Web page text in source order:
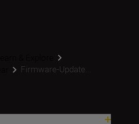
Firmware-Update...